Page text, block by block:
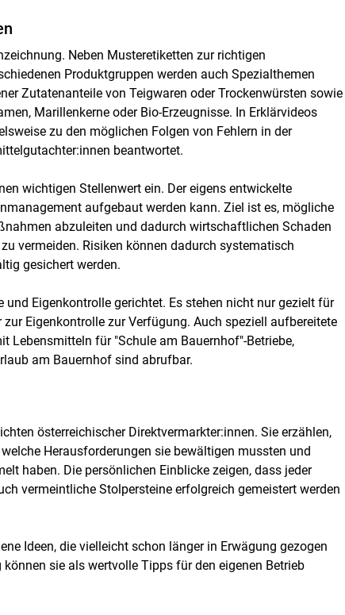
Neben Musteretiketten zur richtigen
Produktgruppen werden auch Spezialthemen
Zutatenanteile von Teigwaren oder Trockenwürsten sowie
Marillenkerne oder Bio-Erzeugnisse. In Erklärvideos
zu den möglichen Folgen von Fehlern in der
beantwortet.
wichtigen Stellenwert ein. Der eigens entwickelte
aufgebaut werden kann. Ziel ist es, mögliche
abzuleiten und dadurch wirtschaftlichen Schaden
vermeiden. Risiken können dadurch systematisch
gesichert werden.
Eigenkontrolle gerichtet. Es stehen nicht nur gezielt für
Eigenkontrolle zur Verfügung. Auch speziell aufbereitete
Lebensmitteln für "Schule am Bauernhof"-Betriebe,
am Bauernhof sind abrufbar.
österreichischer Direktvermarkter:innen. Sie erzählen,
Herausforderungen sie bewältigen mussten und
haben. Die persönlichen Einblicke zeigen, dass jeder
vermeintliche Stolpersteine erfolgreich gemeistert werden
Ideen, die vielleicht schon länger in Erwägung gezogen
sie als wertvolle Tipps für den eigenen Betrieb